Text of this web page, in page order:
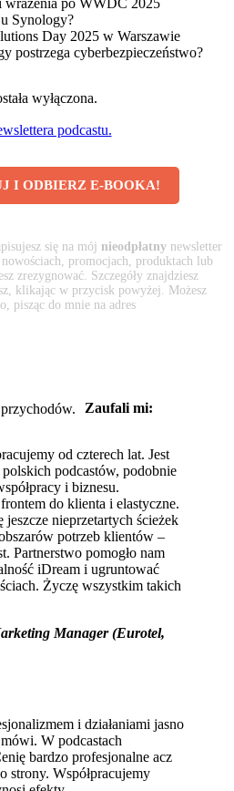
Synology?
Day 2025 w Warszawie
postrzega cyberbezpieczeństwo?
wyłączona.
I ODBIERZ E-BOOKA!
się na mój nieodpłatny newsletter
promocjach, produktach lub
zrezygnować. Szczegóły znajdziesz
klikając w przycisk powyżej. Możesz
pisząc do mnie na adres
Zaufali mi:
od czterech lat. Jest
podcastów, podobnie
i biznesu.
do klienta i elastyczne.
jeszcze nieprzetartych ścieżek
potrzeb klientów –
Partnerstwo pomogło nam
iDream i ugruntować
Życzę wszystkim takich
Manager (Eurotel,
i działaniami jasno
W podcastach
bardzo profesjonalne acz
strony. Współpracujemy